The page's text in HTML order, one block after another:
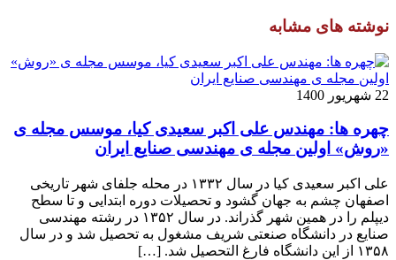
نوشته های مشابه
22 شهریور 1400
چهره ها: مهندس علی اکبر سعیدی کیا، موسس مجله ی
«روش» اولین مجله ی مهندسی صنایع ایران
علی اکبر سعیدی کیا در سال ۱۳۳۲ در محله جلفای شهر تاریخی
اصفهان چشم به جهان گشود و تحصیلات دوره ابتدایی و تا سطح
دیپلم را در همین شهر گذراند. در سال ۱۳۵۲ در رشته مهندسی
صنایع در دانشگاه صنعتی شریف مشغول به تحصیل شد و در سال
۱۳۵۸ از این دانشگاه فارغ التحصیل شد. […]